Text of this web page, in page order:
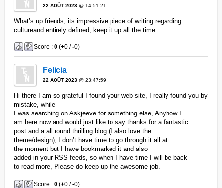
22 AOÛT 2023 @ 14:51:21
What’s up friends, its impressive piece of writing regarding
cultureand entirely defined, keep it up all the time.
Score :0 (+0 /-0)
Felicia
22 AOÛT 2023 @ 23:47:59
Hi there I am so grateful I found your web site, I really found you by
mistake, while
I was searching on Askjeeve for something else, Anyhow I
am here now and would just like to say thanks for a fantastic
post and a all round thrilling blog (I also love the
theme/design), I don’t have time to go through it all at
the moment but I have bookmarked it and also
added in your RSS feeds, so when I have time I will be back
to read more, Please do keep up the awesome job.
Score :0 (+0 /-0)